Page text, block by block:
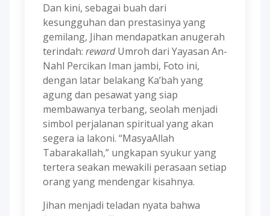
Dan kini, sebagai buah dari
kesungguhan dan prestasinya yang
gemilang, Jihan mendapatkan anugerah
terindah: rewardUmroh dari Yayasan An-
Nahl Percikan Iman jambi, Foto ini,
dengan latar belakang Ka’bah yang
agung dan pesawat yang siap
membawanya terbang, seolah menjadi
simbol perjalanan spiritual yang akan
segera ia lakoni. “MasyaAllah
Tabarakallah,” ungkapan syukur yang
tertera seakan mewakili perasaan setiap
orang yang mendengar kisahnya.
Jihan menjadi teladan nyata bahwa